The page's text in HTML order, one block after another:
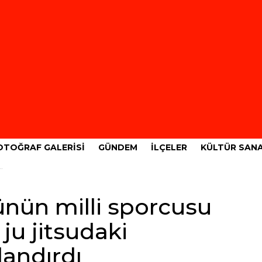
GALERISI GÜNDEM İLÇELER KÜLTÜR
milli sporcusu
jitsudaki